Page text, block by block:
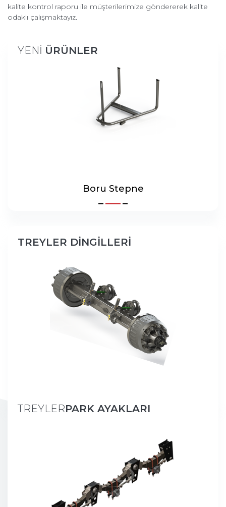
kalite kontrol raporu ile müşterilerimize göndererek kalite
odaklı çalışmaktayız.
ÜRÜNLER
YENİ ÜRÜNLER
Boru Stepne
TREYLER DİNGİLLERİ
TREYLERPARK AYAKLARI